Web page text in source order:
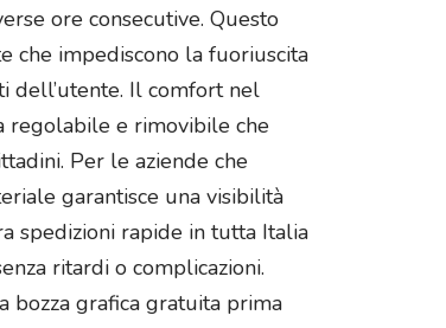
ore consecutive. Questo
che impediscono la fuoriuscita
dell’utente. Il comfort nel
regolabile e rimovibile che
Per le aziende che
garantisce una visibilità
spedizioni rapide in tutta Italia
ritardi o complicazioni.
bozza grafica gratuita prima